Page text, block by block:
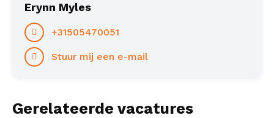
Erynn Myles
+31505470051
Stuur mij een e-mail
Gerelateerde vacatures